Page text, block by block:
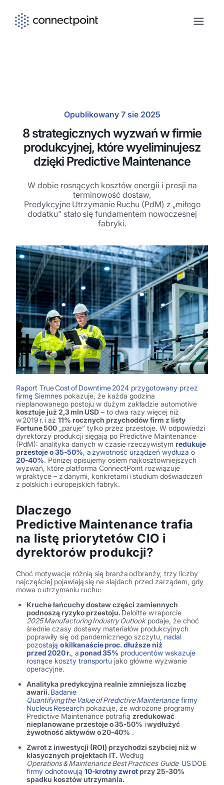
Opublikowany 7 sie 2025
8 strategicznych wyzwań w firmie
produkcyjnej, które wyeliminujesz
dzięki Predictive Maintenance
W dobie rosnących kosztów energii i presji na
terminowość dostaw,
Predykcyjne Utrzymanie Ruchu (PdM) z „miłego
dodatku” stało się fundamentem nowoczesnej
fabryki.
Raport True Cost of Downtime 2024 przygotowany przez
firmę Siemnes pokazuje , że każda godzina
nieplanowanego postoju w dużym zakładzie automotive
kosztuje już 2,3 mln USD – to dwa razy więcej niż
w 2019 r. i aż 11% rocznych przychodówfirm z listy
Fortune500 „paruje” tylko przez przestoje. W odpowiedzi
dyrektorzy produkcji sięgają po Predictive Maintenance
(PdM): analityka danych w czasie rzeczywistym redukuje
przestoje o35‑50%, a żywotność urządzeń wydłuża o
20‑40%. Poniżej opisujemy osiem najkosztowniejszych
wyzwań, które platforma ConnectPoint rozwiązuje
w praktyce – z danymi, konkretami i studium doświadczeń
z polskich i europejskich fabryk.
Dlaczego
Predictive Maintenance trafia
na listę priorytetów CIO i
dyrektorów produkcji?
Choć motywacje różnią się branża od branży, trzy liczby
najczęściej pojawiają się na slajdach przed zarządem, gdy
mowa o utrzymaniu ruchu:
Kruche łańcuchy dostaw części zamiennych
podnoszą ryzyko przestoju.Deloitte w raporcie
2025 Manufacturing Industry Outlookpodaje, że choć
średnie czasy dostawy materiałów produkcyjnych
poprawiły się od pandemicznego szczytu, nadal
pozostają o kilkanaście proc. dłuższe niż
przed 2020 r., aponad 35% producentów wskazuje
rosnące koszty transportu jako główne wyzwanie
operacyjne.
Analityka predykcyjna realnie zmniejsza liczbę
awarii.Badanie
Quantifying the Value of Predictive Maintenancefirmy
Nucleus Research pokazuje, że wdrożone programy
Predictive Maintenance potrafią zredukować
nieplanowane przestoje o 35‑50% iwydłużyć
żywotność aktywów o 20‑40% .
Zwrot z inwestycji (ROI) przychodzi szybciej niż w
klasycznych projektach IT. Według
Operations & Maintenance Best Practices Guide US DOE
firmy odnotowują 10‑krotny zwrotprzy25‑30%
spadku kosztów utrzymania.